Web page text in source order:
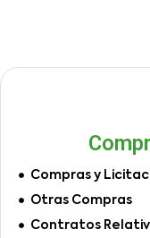
Compras y
Otras Compras
Contratos